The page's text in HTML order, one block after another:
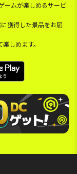
ームが楽しめるサービ
獲得した景品をお届
しめます。